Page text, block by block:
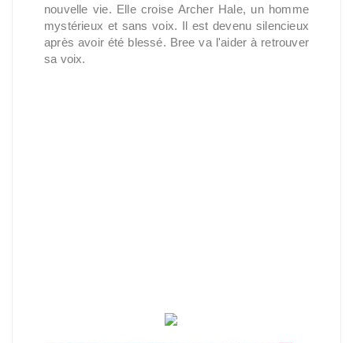
nouvelle vie. Elle croise Archer Hale, un homme
mystérieux et sans voix. Il est devenu silencieux
après avoir été blessé. Bree va l'aider à retrouver
sa voix.